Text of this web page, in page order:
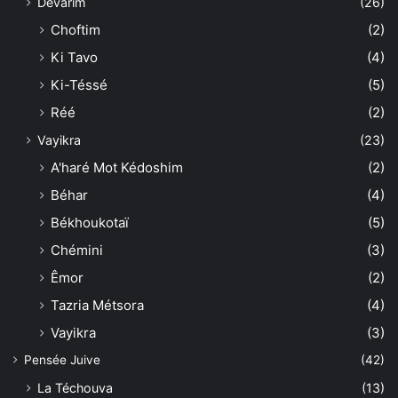
Choftim
(2)
Ki Tavo
(4)
Ki-Téssé
(5)
Réé
(2)
Vayikra (23)
A'haré Mot Kédoshim
(2)
Béhar
(4)
Békhoukotaï
(5)
Chémini
(3)
Êmor
(2)
Tazria Métsora
(4)
Vayikra
(3)
Pensée Juive (42)
La Téchouva (13)